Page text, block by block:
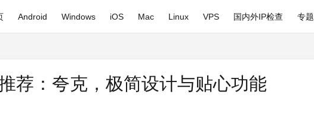
Android Windows iOS Mac Linux VPS 国内外IP检查 专题
荐：夸克，极简设计与贴心功能